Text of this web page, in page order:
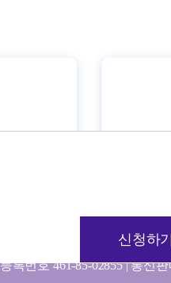
신청하기
마곡중앙로 143 l TEL
록번호 461-85-02855 | 통신